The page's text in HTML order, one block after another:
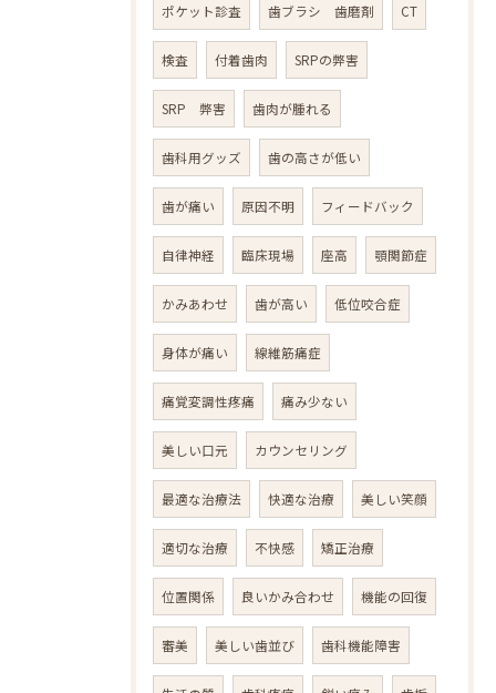
ポケット診査 歯ブラシ 歯磨剤 CT
検査 付着歯肉 SRPの弊害
SRP 弊害 歯肉が腫れる
歯科用グッズ 歯の高さが低い
歯が痛い 原因不明 フィードバック
自律神経 臨床現場 座高 顎関節症
かみあわせ 歯が高い 低位咬合症
身体が痛い 線維筋痛症
痛覚変調性疼痛 痛み少ない
美しい口元 カウンセリング
最適な治療法 快適な治療 美しい笑顔
適切な治療 不快感 矯正治療
位置関係 良いかみ合わせ 機能の回復
審美 美しい歯並び 歯科機能障害